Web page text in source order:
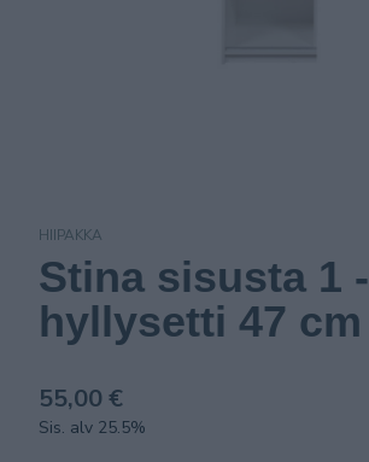
HIIPAKKA
Stina sisusta 1 -
hyllysetti 47 cm
55,00 €
Sis. alv 25.5%